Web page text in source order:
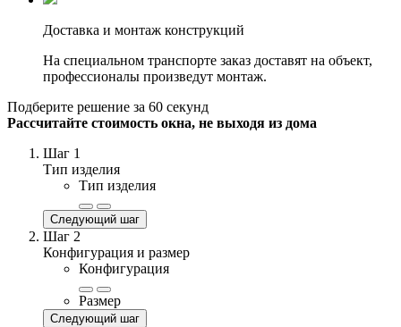
Доставка и монтаж конструкций
На специальном транспорте заказ доставят на объект,
профессионалы произведут монтаж.
Подберите решение за 60 секунд
Рассчитайте стоимость окна, не выходя из дома
Шаг 1
Тип изделия
Тип изделия
Следующий шаг
Шаг 2
Конфигурация и размер
Конфигурация
Размер
Следующий шаг